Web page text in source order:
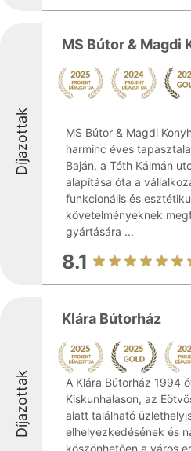
Díjazottak
MS Bútor & Magdi
MS Bútor & Magdi
harminc éves
Baján, a Tóth Kálmán
alapítása óta a
funkcionális és
követelményeknek
gyártására ...
8.1
Díjazottak
Klára Bútorház
A Klára Bútorház 1994
Kiskunhalason, az
alatt található
elhelyezkedésének és
köszönhetően a város